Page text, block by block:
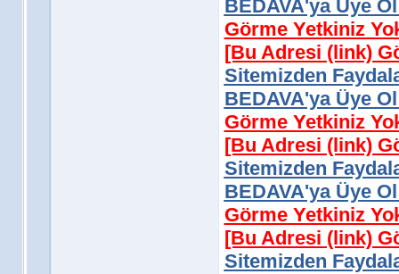
BEDAVA'ya Üye
Görme Yetkiniz
[Bu Adresi (link)
Sitemizden
BEDAVA'ya Üye
Görme Yetkiniz
[Bu Adresi (link)
Sitemizden
BEDAVA'ya Üye
Görme Yetkiniz
[Bu Adresi (link)
Sitemizden